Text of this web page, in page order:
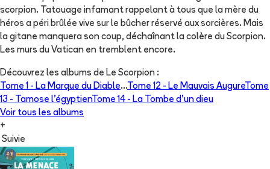
scorpion. Tatouage infamant rappelant à tous que la mère du
héros a péri brûlée vive sur le bûcher réservé aux sorcières. Mais
la gitane manquera son coup, déchaînant la colère du Scorpion.
Les murs du Vatican en tremblent encore.
Découvrez les albums de Le Scorpion :
Tome 1 - La Marque du Diable...Tome 12 - Le Mauvais AugureTome
13 -
Tamose l'égyptienTome 14 - La Tombe d'un dieu
Voir tous les albums
+
Suivie